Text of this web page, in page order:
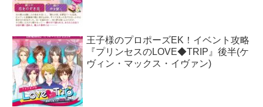
王子様のプロポーズEK！イベント攻略
『プリンセスのLOVE◆TRIP』後半(ケ
ヴィン・マックス・イヴァン)